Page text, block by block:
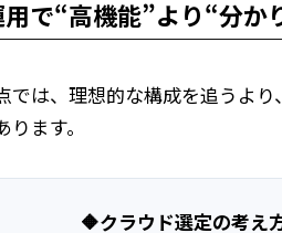
で“高機能”より“分か
では、理想的な構成を追うよ
ます。
🔶クラウド選定の考え